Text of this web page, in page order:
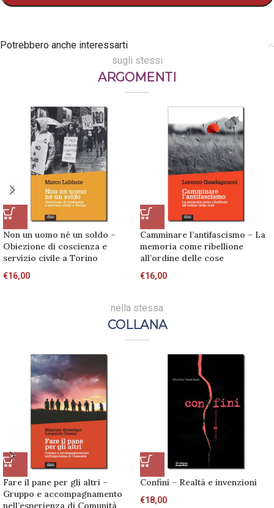
Potrebbero anche interessarti
sugli stessi
ARGOMENTI
Non un uomo né un soldo –
Obiezione di coscienza e
servizio civile a Torino
€16,00
Camminare l’antifascismo – La
memoria come ribellione
all’ordine delle cose
€16,00
nella stessa
COLLANA
Fare il pane per gli altri –
Gruppo e accompagnamento
nell’esperienza di Comunità
Confini – Realtà e invenzioni
€18,00